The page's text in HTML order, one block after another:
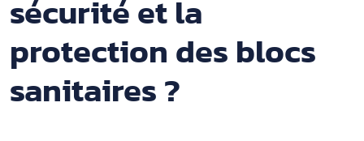
sécurité et la
protection des blocs
sanitaires ?